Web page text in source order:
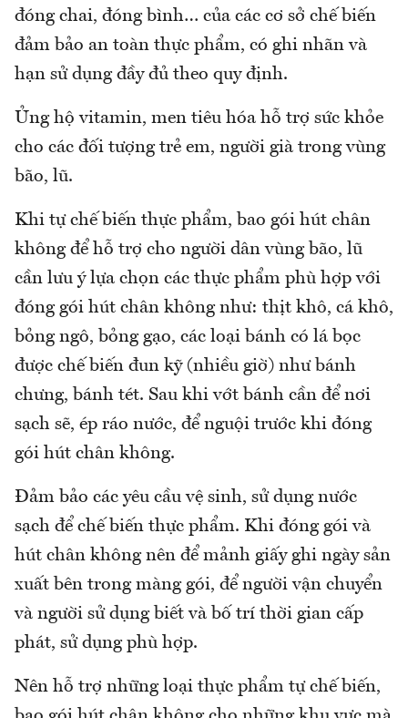
đóng chai, đóng bình… của các cơ sở chế biến
đảm bảo an toàn thực phẩm, có ghi nhãn và
hạn sử dụng đầy đủ theo quy định.
Ủng hộ vitamin, men tiêu hóa hỗ trợ sức khỏe
cho các đối tượng trẻ em, người già trong vùng
bão, lũ.
Khi tự chế biến thực phẩm, bao gói hút chân
không để hỗ trợ cho người dân vùng bão, lũ
cần lưu ý lựa chọn các thực phẩm phù hợp với
đóng gói hút chân không như: thịt khô, cá khô,
bỏng ngô, bỏng gạo, các loại bánh có lá bọc
được chế biến đun kỹ (nhiều giờ) như bánh
chưng, bánh tét. Sau khi vớt bánh cần để nơi
sạch sẽ, ép ráo nước, để nguội trước khi đóng
gói hút chân không.
Đảm bảo các yêu cầu vệ sinh, sử dụng nước
sạch để chế biến thực phẩm. Khi đóng gói và
hút chân không nên để mảnh giấy ghi ngày sản
xuất bên trong màng gói, để người vận chuyển
và người sử dụng biết và bố trí thời gian cấp
phát, sử dụng phù hợp.
Nên hỗ trợ những loại thực phẩm tự chế biến,